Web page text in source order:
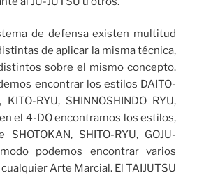
de defensa existen multitud
de aplicar la misma técnica,
sobre el mismo concepto.
encontrar los estilos DAITO-
KITO-RYU, SHINNOSHINDO RYU,
el 4-DO encontramos los estilos,
SHITO-RYU, GOJU-
podemos encontrar varios
Arte Marcial. El TAIJUTSU